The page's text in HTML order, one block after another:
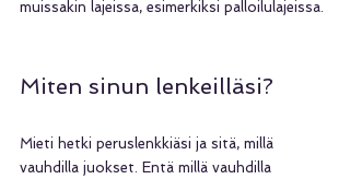
muissakin lajeissa, esimerkiksi palloilulajeissa.
Miten sinun lenkeilläsi?
Mieti hetki peruslenkkiäsi ja sitä, millä
vauhdilla juokset. Entä millä vauhdilla